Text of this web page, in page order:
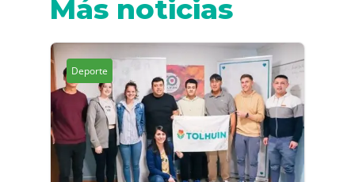
Más noticias
Deporte